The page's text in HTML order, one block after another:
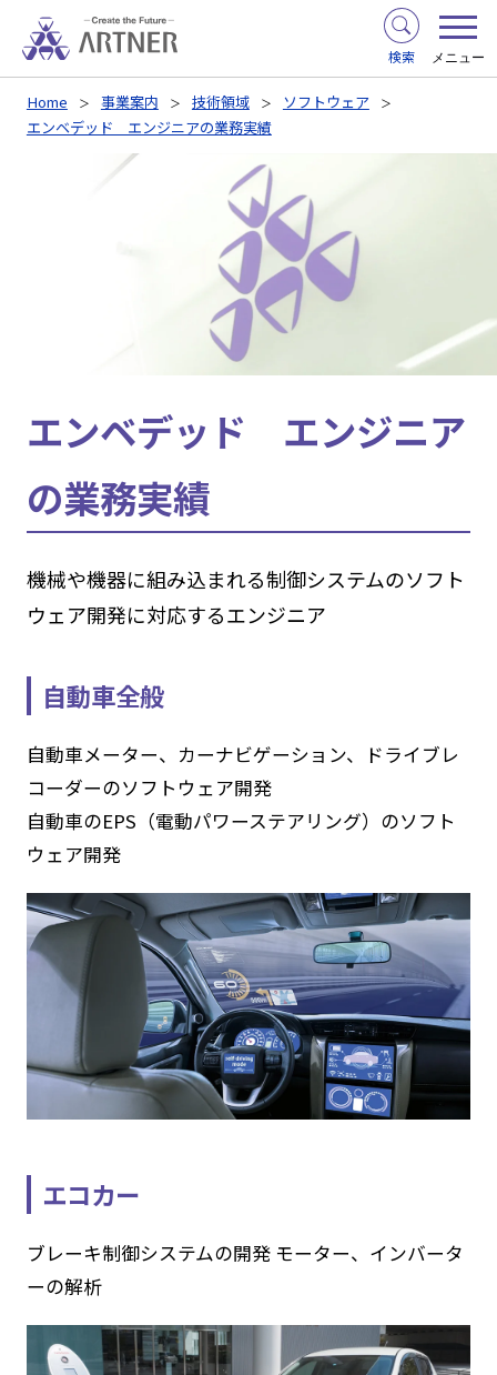
検索 メニュー
Home 事業案内 技術領域
ソフトウェア
エンベデッド エンジニアの業務実績
エンベデッド エンジニア
の業務実績
機械や機器に組み込まれる制御システムのソフト
ウェア開発に対応するエンジニア
自動車全般
自動車メーター、カーナビゲーション、ドライブレ
コーダーのソフトウェア開発
自動車のEPS（電動パワーステアリング）のソフト
ウェア開発
エコカー
ブレーキ制御システムの開発 モーター、インバータ
ーの解析